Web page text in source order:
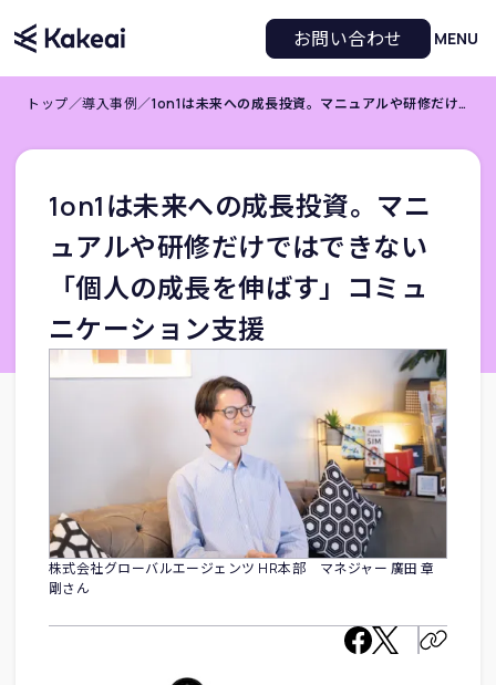
お問い合わせ MENU
トップ／導入事例／ 1on1は未来への成長投資。マニュアルや研修だけではできない「個人の成長を伸ばす」コミュニケーション支援
1on1は未来への成長投資。マニ
ュアルや研修だけではできない
「個人の成長を伸ばす」コミュ
ニケーション支援
株式会社グローバルエージェンツ HR本部 マネジャー 廣田 章
剛さん